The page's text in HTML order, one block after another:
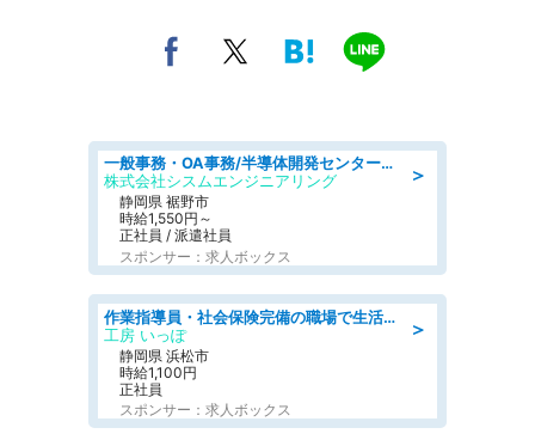
＞
一般事務・OA事務/半導体開発センター内で事務&軽作業スタッフ、募集
株式会社シスムエンジニアリング
静岡県 裾野市
時給1,550円～
正社員 / 派遣社員
スポンサー：求人ボックス
＞
作業指導員・社会保険完備の職場で生活支援員
工房 いっぽ
静岡県 浜松市
時給1,100円
正社員
スポンサー：求人ボックス